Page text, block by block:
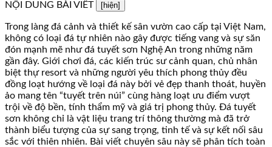
NỘI DUNG BÀI VIẾT [hiện]
Trong làng đá cảnh và thiết kế sân vườn cao cấp tại Việt Nam,
không có loại đá tự nhiên nào gây được tiếng vang và sự săn
đón mạnh mẽ như đá tuyết sơn Nghệ An trong những năm
gần đây. Giới chơi đá, các kiến trúc sư cảnh quan, chủ nhân
biệt thự resort và những người yêu thích phong thủy đều
đồng loạt hướng về loại đá này bởi vẻ đẹp thanh thoát, huyền
ảo mang tên “tuyết trên núi” cùng hàng loạt ưu điểm vượt
trội về độ bền, tính thẩm mỹ và giá trị phong thủy. Đá tuyết
sơn không chỉ là vật liệu trang trí thông thường mà đã trở
thành biểu tượng của sự sang trọng, tinh tế và sự kết nối sâu
sắc với thiên nhiên. Bài viết chuyên sâu này sẽ phân tích toàn